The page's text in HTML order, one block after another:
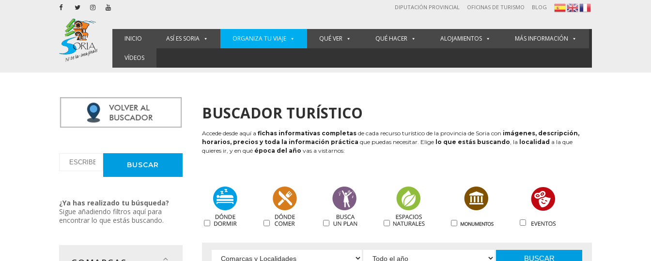
DIPUTACIÓN PROVINCIAL OFICINAS DE TURISMO BLOG
INICIO ASÍ ES SORIA ORGANIZA TU VIAJE QUÉ VER QUÉ HACER ALOJAMIENTOS MÁS INFORMACIÓN
VÍDEOS
¿Ya has realizado tu búsqueda?
Sigue añadiendo filtros aquí para
encontrar lo que estás buscando.
BUSCADOR TURÍSTICO
Accede desde aquí a fichas informativas completas de cada recurso turístico de la provincia de Soria con imágenes, descripción,
horarios, precios y toda la información práctica que puedas necesitar. Elige lo que estás buscando, la localidad a la que
quieres ir, y en qué época del año vas a vistarnos:
BUSCAR